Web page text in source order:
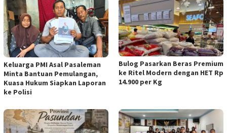
Keluarga PMI Asal Pasaleman
Minta Bantuan Pemulangan,
Kuasa Hukum Siapkan Laporan
ke Polisi
Bulog Pasarkan Beras Premium
ke Ritel Modern dengan HET Rp
14.900 per Kg